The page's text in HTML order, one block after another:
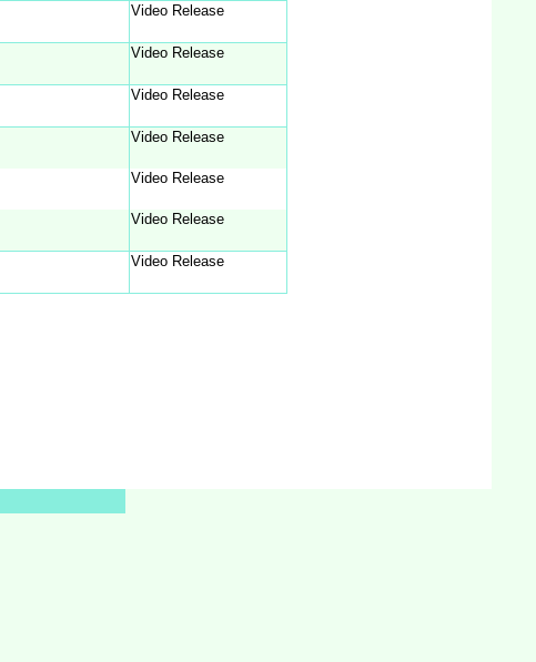
Video Release
Video Release
Video Release
Video Release
Video Release
Video Release
Video Release